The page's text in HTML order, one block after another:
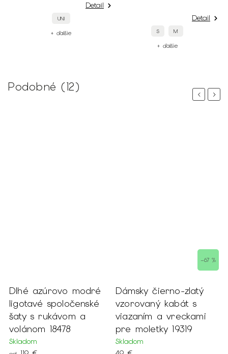
Detail
UNI
+ ďalšie
Detail
S M
+ ďalšie
Podobné (12)
Previous
Dlhé azúrovo modré
ligotavé spoločenské
šaty s rukávom a
volánom 18478
Skladom
–67 %
Dámsky čierno-zlatý
vzorovaný kabát s
viazaním a vreckami
pre moletky 19319
Skladom
Next